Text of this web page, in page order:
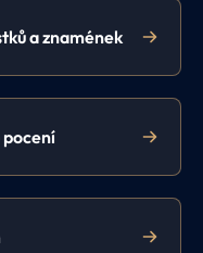
a znamének